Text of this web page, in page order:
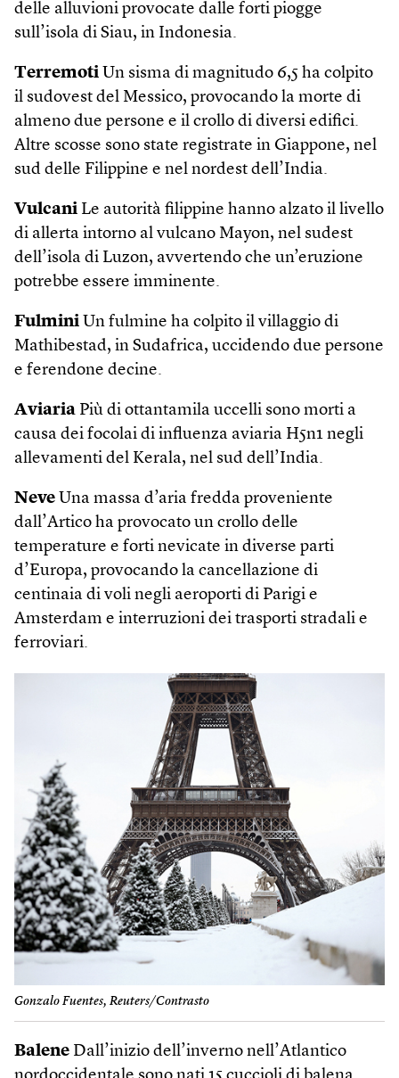
delle alluvioni provocate dalle forti piogge
sull’isola di Siau, in Indonesia.
Terremoti Un sisma di magnitudo 6,5 ha colpito
il sudovest del Messico, provocando la morte di
almeno due persone e il crollo di diversi edifici.
Altre scosse sono state registrate in Giappone, nel
sud delle Filippine e nel nordest dell’India.
Vulcani Le autorità filippine hanno alzato il livello
di allerta intorno al vulcano Mayon, nel sudest
dell’isola di Luzon, avvertendo che un’eruzione
potrebbe essere imminente.
Fulmini Un fulmine ha colpito il villaggio di
Mathibestad, in Sudafrica, uccidendo due persone
e ferendone decine.
Aviaria Più di ottantamila uccelli sono morti a
causa dei focolai di influenza aviaria H5n1 negli
allevamenti del Kerala, nel sud dell’India.
Neve Una massa d’aria fredda proveniente
dall’Artico ha provocato un crollo delle
temperature e forti nevicate in diverse parti
d’Europa, provocando la cancellazione di
centinaia di voli negli aeroporti di Parigi e
Amsterdam e interruzioni dei trasporti stradali e
ferroviari.
Gonzalo Fuentes, Reuters/Contrasto
Balene Dall’inizio dell’inverno nell’Atlantico